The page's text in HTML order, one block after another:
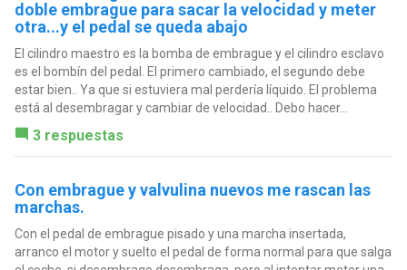
doble embrague para sacar la velocidad y meter
otra...y el pedal se queda abajo
El cilindro maestro es la bomba de embrague y el cilindro esclavo
es el bombín del pedal. El primero cambiado, el segundo debe
estar bien.. Ya que si estuviera mal perdería líquido. El problema
está al desembragar y cambiar de velocidad.. Debo hacer...
3 respuestas
Con embrague y valvulina nuevos me rascan las
marchas.
Con el pedal de embrague pisado y una marcha insertada,
arranco el motor y suelto el pedal de forma normal para que salga